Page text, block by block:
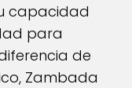
capacidad
para
de
Zambada